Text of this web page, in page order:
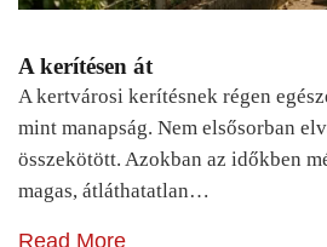
A kerítésen át
A kertvárosi kerítésnek régen
mint manapság. Nem elsősorban
összekötött. Azokban az időkben
magas, átláthatatlan…
Read More